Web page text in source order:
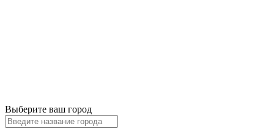
Выберите ваш город